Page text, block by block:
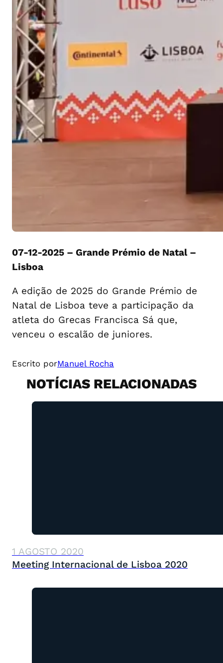
07-12-2025 – Grande Prémio de Natal –
Lisboa
A edição de 2025 do Grande Prémio de
Natal de Lisboa teve a participação da
atleta do Grecas Francisca Sá que,
venceu o escalão de juniores.
Escrito porManuel Rocha
NOTÍCIAS RELACIONADAS
1 AGOSTO 2020
Meeting Internacional de Lisboa 2020